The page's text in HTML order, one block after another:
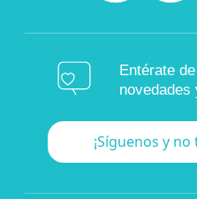
Entérate
novedades
¡Síguenos y